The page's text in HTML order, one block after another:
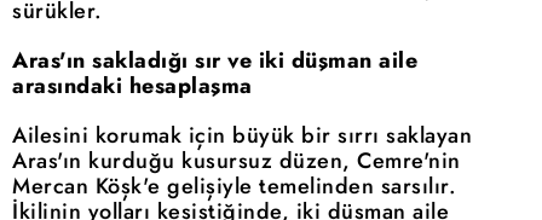
sürükler.
Aras'ın sakladığı sır ve iki düşman aile
arasındaki hesaplaşma
Ailesini korumak için büyük bir sırrı saklayan
Aras'ın kurduğu kusursuz düzen, Cemre'nin
Mercan Köşk'e gelişiyle temelinden sarsılır.
İkilinin yolları kesiştiğinde, iki düşman aile